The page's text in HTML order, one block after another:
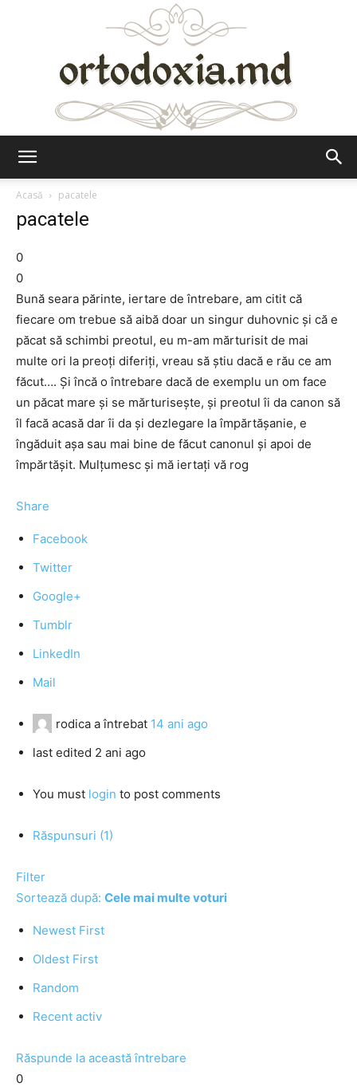
Acasă
pacatele
pacatele
0
0
Bună seara părinte, iertare de întrebare, am citit că
fiecare om trebue să aibă doar un singur duhovnic și că e
păcat să schimbi preotul, eu m-am mărturisit de mai
multe ori la preoți diferiți, vreau să știu dacă e rău ce am
făcut…. Și încă o întrebare dacă de exemplu un om face
un păcat mare și se mărturisește, și preotul îi da canon să
îl facă acasă dar îi da și dezlegare la împărtășanie, e
îngăduit așa sau mai bine de făcut canonul și apoi de
împărtășit. Mulțumesc și mă iertați vă rog
Share
Facebook
Twitter
Google+
Tumblr
LinkedIn
Mail
rodica a întrebat 14 ani ago
last edited 2 ani ago
You must login to post comments
Răspunsuri (1)
Filter
Sortează după: Cele mai multe voturi
Newest First
Oldest First
Random
Recent activ
Răspunde la această întrebare
0